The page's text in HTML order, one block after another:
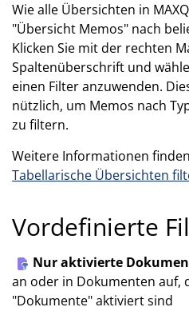
Wie alle Übersichten in
"Übersicht Memos" nach
Klicken Sie mit der rechten
Spaltenüberschrift und
einen Filter anzuwenden.
nützlich, um Memos nach
zu filtern.
Weitere Informationen
Tabellarische Übersichten
Vordefinierte
Nur aktivierte
an oder in Dokumenten auf,
"Dokumente" aktiviert sind